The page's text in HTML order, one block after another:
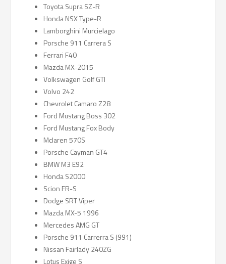
Toyota Supra SZ-R
Honda NSX Type-R
Lamborghini Murcielago
Porsche 911 Carrera S
Ferrari F40
Mazda MX-2015
Volkswagen Golf GTI
Volvo 242
Chevrolet Camaro Z28
Ford Mustang Boss 302
Ford Mustang Fox Body
Mclaren 570S
Porsche Cayman GT4
BMW M3 E92
Honda S2000
Scion FR-S
Dodge SRT Viper
Mazda MX-5 1996
Mercedes AMG GT
Porsche 911 Carrerra S (991)
Nissan Fairlady 240ZG
Lotus Exige S